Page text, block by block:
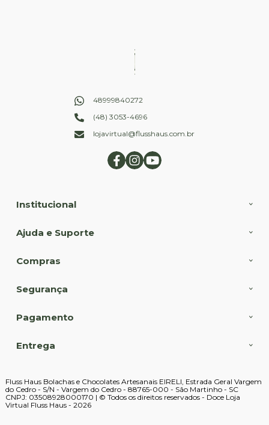
48999840272
(48) 3053-4696
lojavirtual@flusshaus.com.br
Institucional
Ajuda e Suporte
Compras
Segurança
Pagamento
Entrega
Fluss Haus Bolachas e Chocolates Artesanais EIRELI, Estrada Geral Vargem
do Cedro - S/N - Vargem do Cedro - 88765-000 - São Martinho - SC
CNPJ: 03508928000170 | © Todos os direitos reservados - Doce Loja
Virtual Fluss Haus - 2026